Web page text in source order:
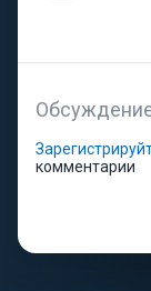
комментарии